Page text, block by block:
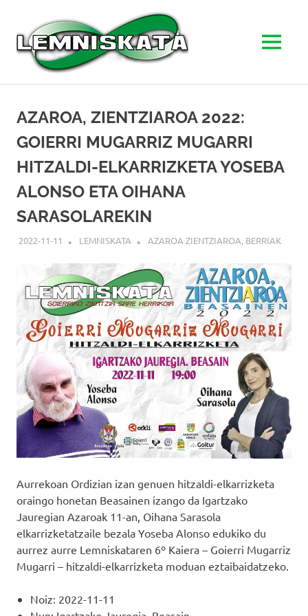
content
herrikoia
MENU
AZAROA, ZIENTZIAROA 2022:
GOIERRI MUGARRIZ MUGARRI
HITZALDI-ELKARRIZKETA YOSEBA
ALONSO ETA OIHANA
SARASOLAREKIN
2022-11-11 LEMNISKATA AZAROA ZIENTZIAROA, BERRIAK
Aurrekoan Ordizian izan genuen hitzaldi-elkarrizketa
oraingo honetan Beasainen izango da Igartzako
Jauregian Azaroak 11-an, Oihana Sarasola
elkarrizketatzaile bezala Yoseba Alonso edukiko du
aurrez aurre Lemniskataren 6º Kaiera – Goierri Mugarriz
Mugarri – hitzaldi-elkarrizketa moduan eztaibaidatzeko.
Noiz: 2022-11-11